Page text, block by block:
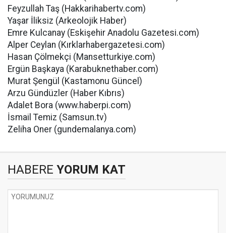
Feyzullah Taş (Hakkarihabertv.com)
Yaşar İliksiz (Arkeolojik Haber)
Emre Kulcanay (Eskişehir Anadolu Gazetesi.com)
Alper Ceylan (Kırklarhabergazetesi.com)
Hasan Çölmekçi (Mansetturkiye.com)
Ergün Başkaya (Karabuknethaber.com)
Murat Şengül (Kastamonu Güncel)
Arzu Gündüzler (Haber Kıbrıs)
Adalet Bora (www.haberpi.com)
İsmail Temiz (Samsun.tv)
Zeliha Oner (gundemalanya.com)
HABERE YORUM KAT